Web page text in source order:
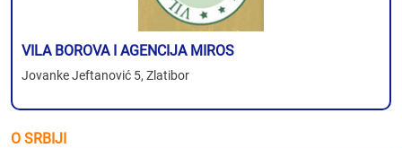
VILA BOROVA I AGENCIJA MIROS
Jovanke Jeftanović 5, Zlatibor
O SRBIJI